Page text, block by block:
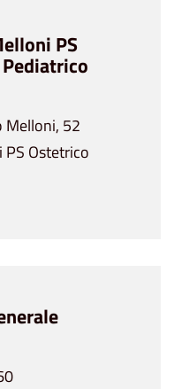
PS
Melloni, 52
Ostetrico